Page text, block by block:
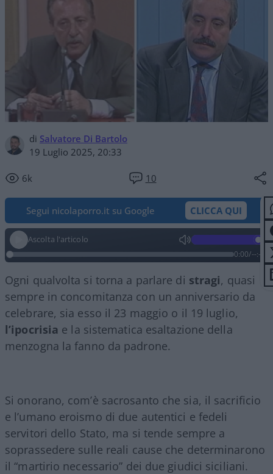
di Salvatore Di Bartolo
19 Luglio 2025, 20:33
6k 10
Segui nicolaporro.it su Google CLICCA QUI
Ascolta l'articolo
0:00/--:--
Ogni qualvolta si torna a parlare di stragi, quasi
sempre in concomitanza con un anniversario da
celebrare, sia esso il 23 maggio o il 19 luglio,
l’ipocrisia e la sistematica esaltazione della
menzogna la fanno da padrone.
Si onorano, com’è sacrosanto che sia, il sacrificio
e l’umano eroismo di due autentici e fedeli
servitori dello Stato, ma si tende sempre a
soprassedere sulle reali cause che determinarono
il “martirio necessario” dei due giudici siciliani.